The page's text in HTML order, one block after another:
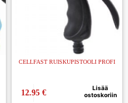
CELLFAST RUISKUPISTOOLI PROFI
12.95 €
Lisää
ostoskoriin